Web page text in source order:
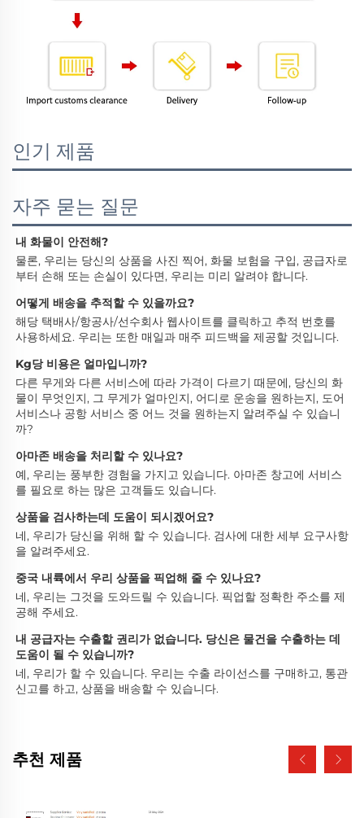
인기 제품
자주 묻는 질문
내 화물이 안전해?
물론, 우리는 당신의 상품을 사진 찍어, 화물 보험을 구입, 공급자로
부터 손해 또는 손실이 있다면, 우리는 미리 알려야 합니다.
어떻게 배송을 추적할 수 있을까요?
해당 택배사/항공사/선수회사 웹사이트를 클릭하고 추적 번호를
사용하세요. 우리는 또한 매일과 매주 피드백을 제공할 것입니다.
Kg당 비용은 얼마입니까?
다른 무게와 다른 서비스에 따라 가격이 다르기 때문에, 당신의 화
물이 무엇인지, 그 무게가 얼마인지, 어디로 운송을 원하는지, 도어
서비스나 공항 서비스 중 어느 것을 원하는지 알려주실 수 있습니
까?
아마존 배송을 처리할 수 있나요?
예, 우리는 풍부한 경험을 가지고 있습니다. 아마존 창고에 서비스
를 필요로 하는 많은 고객들도 있습니다.
상품을 검사하는데 도움이 되시겠어요?
네, 우리가 당신을 위해 할 수 있습니다. 검사에 대한 세부 요구사항
을 알려주세요.
중국 내륙에서 우리 상품을 픽업해 줄 수 있나요?
네, 우리는 그것을 도와드릴 수 있습니다. 픽업할 정확한 주소를 제
공해 주세요.
내 공급자는 수출할 권리가 없습니다. 당신은 물건을 수출하는 데
도움이 될 수 있습니까?
네, 우리가 할 수 있습니다. 우리는 수출 라이선스를 구매하고, 통관
신고를 하고, 상품을 배송할 수 있습니다.
추천 제품